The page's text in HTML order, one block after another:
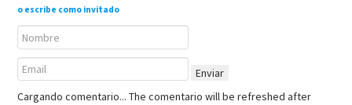
o escribe como invitado
Enviar
Cargando comentario... The comentario will be refreshed after